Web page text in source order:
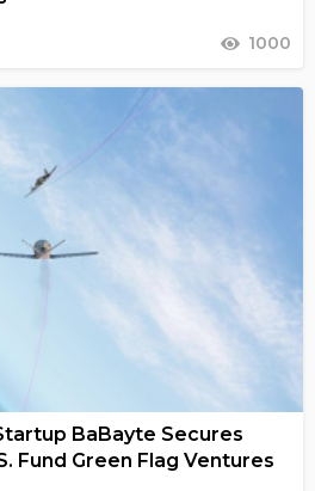
1000
BaBayte Secures
Fund Green Flag Ventures